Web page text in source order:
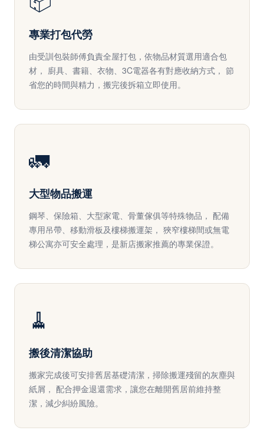
專業打包代勞
由受訓包裝師傅負責全屋打包，依物品材質選用適合包
材， 廚具、書籍、衣物、3C電器各有對應收納方式， 節
省您的時間與精力，搬完後拆箱立即使用。
🚛
大型物品搬運
鋼琴、保險箱、大型家電、骨董傢俱等特殊物品， 配備
專用吊帶、移動滑板及樓梯搬運架， 狹窄樓梯間或無電
梯公寓亦可安全處理，是新店搬家推薦的專業保證。
🧹
搬後清潔協助
搬家完成後可安排舊居基礎清潔，掃除搬運殘留的灰塵與
紙屑， 配合押金退還需求，讓您在離開舊居前維持整
潔，減少糾紛風險。